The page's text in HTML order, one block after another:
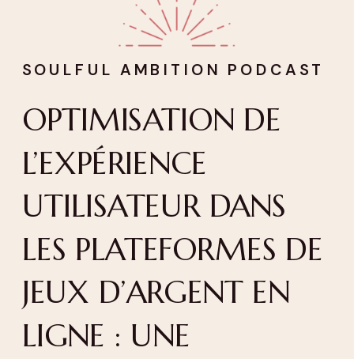
OPTIMISATION DE
L’EXPÉRIENCE
UTILISATEUR DANS
LES PLATEFORMES DE
JEUX D’ARGENT EN
LIGNE : UNE
SOULFUL AMBITION PODCAST